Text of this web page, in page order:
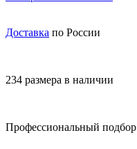
Доставка по России
234 размера в наличии
Профессиональный подбор